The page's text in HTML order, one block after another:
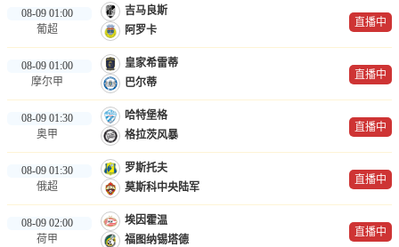
08-09 01:00
葡超
吉马良斯
阿罗卡
直播中
08-09 01:00
摩尔甲
皇家希雷蒂
巴尔蒂
直播中
08-09 01:30
奥甲
哈特堡格
格拉茨风暴
直播中
08-09 01:30
俄超
罗斯托夫
莫斯科中央陆军
直播中
08-09 02:00
荷甲
埃因霍温
福图纳锡塔德
直播中